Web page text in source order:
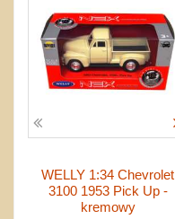
WELLY 1:34 Chevrolet
3100 1953 Pick Up -
kremowy